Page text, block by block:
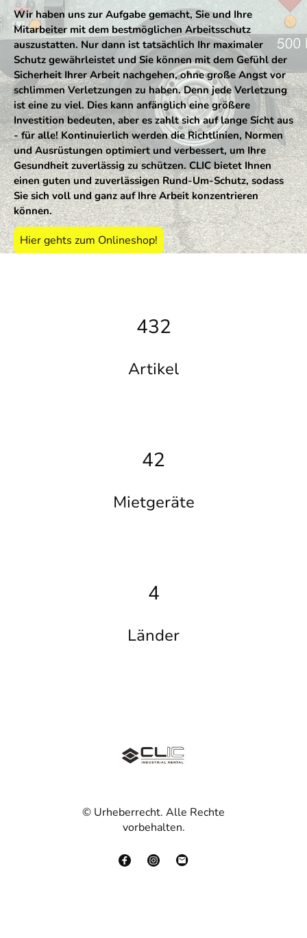
Wir haben uns zur Aufgabe gemacht, Sie und Ihre
Mitarbeiter mit dem bestmöglichen Arbeitsschutz
auszustatten. Nur dann ist tatsächlich Ihr maximaler
Schutz gewährleistet und Sie können mit dem Gefühl der
Sicherheit Ihrer Arbeit nachgehen, ohne große Angst vor
schlimmen Verletzungen zu haben. Denn jede Verletzung
ist eine zu viel. Dies kann anfänglich eine größere
Investition bedeuten, aber es zahlt sich auf lange Sicht aus
- für alle! Kontinuierlich werden die Richtlinien, Normen
und Ausrüstungen optimiert und verbessert, um Ihre
Gesundheit zuverlässig zu schützen. CLIC bietet Ihnen
einen guten und zuverlässigen Rund-Um-Schutz, sodass
Sie sich voll und ganz auf Ihre Arbeit konzentrieren
können.
Hier gehts zum Onlineshop!
432
Artikel
42
Mietgeräte
4
Länder
© Urheberrecht. Alle Rechte
vorbehalten.